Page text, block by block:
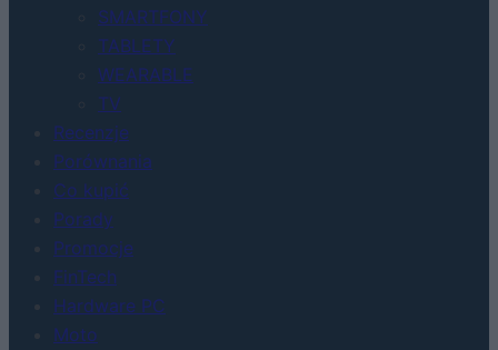
SMARTFONY
TABLETY
WEARABLE
TV
Recenzje
Porównania
Co kupić
Porady
Promocje
FinTech
Hardware PC
Moto